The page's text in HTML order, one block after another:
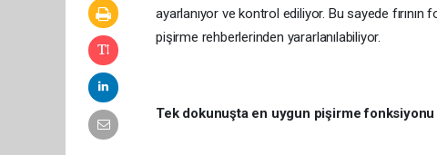
ayarlanıyor ve kontrol ediliyor. Bu sayede fırının
pişirme rehberlerinden yararlanılabiliyor.
Tek dokunuşta en uygun pişirme fonksiyonu